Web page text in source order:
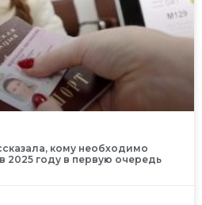
кому необходимо
2025 году в первую очередь